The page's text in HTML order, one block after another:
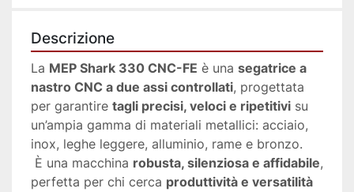
Descrizione
La MEP Shark 330 CNC-FE è una segatrice a
nastro CNC a due assi controllati, progettata
per garantire tagli precisi, veloci e ripetitivi su
un’ampia gamma di materiali metallici: acciaio,
inox, leghe leggere, alluminio, rame e bronzo.
È una macchina robusta, silenziosa e affidabile,
perfetta per chi cerca produttività e versatilità